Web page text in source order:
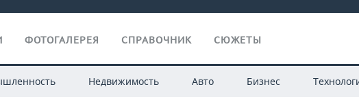
ФОТОГАЛЕРЕЯ СПРАВОЧНИК СЮЖЕТЫ
Недвижимость Авто Бизнес